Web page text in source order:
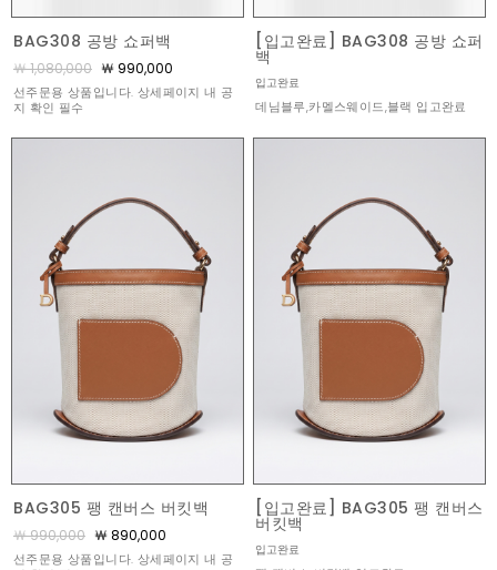
BAG308 공방 쇼퍼백
￦ 1,080,000 ￦ 990,000
선주문용 상품입니다. 상세페이지 내 공
지 확인 필수
[입고완료] BAG308 공방 쇼퍼
백
입고완료
데님블루,카멜스웨이드,블랙 입고완료
BAG305 팽 캔버스 버킷백
￦ 990,000 ￦ 890,000
선주문용 상품입니다. 상세페이지 내 공
[입고완료] BAG305 팽 캔버스
버킷백
입고완료